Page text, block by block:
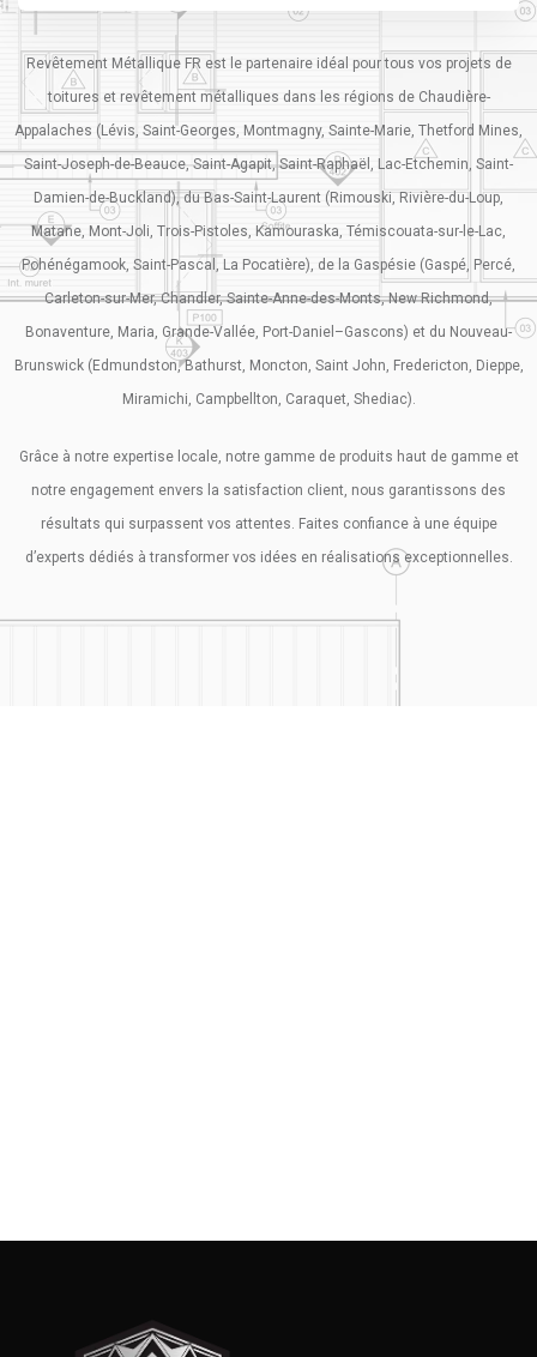
Revêtement Métallique FR est le partenaire idéal pour tous vos projets de
toitures et revêtement métalliques dans les régions de Chaudière-
Appalaches (Lévis, Saint-Georges, Montmagny, Sainte-Marie, Thetford Mines,
Saint-Joseph-de-Beauce, Saint-Agapit, Saint-Raphaël, Lac-Etchemin, Saint-
Damien-de-Buckland), du Bas-Saint-Laurent (Rimouski, Rivière-du-Loup,
Matane, Mont-Joli, Trois-Pistoles, Kamouraska, Témiscouata-sur-le-Lac,
Pohénégamook, Saint-Pascal, La Pocatière), de la Gaspésie (Gaspé, Percé,
Carleton-sur-Mer, Chandler, Sainte-Anne-des-Monts, New Richmond,
Bonaventure, Maria, Grande-Vallée, Port-Daniel–Gascons) et du Nouveau-
Brunswick (Edmundston, Bathurst, Moncton, Saint John, Fredericton, Dieppe,
Miramichi, Campbellton, Caraquet, Shediac).
Grâce à notre expertise locale, notre gamme de produits haut de gamme et
notre engagement envers la satisfaction client, nous garantissons des
résultats qui surpassent vos attentes. Faites confiance à une équipe
d’experts dédiés à transformer vos idées en réalisations exceptionnelles.